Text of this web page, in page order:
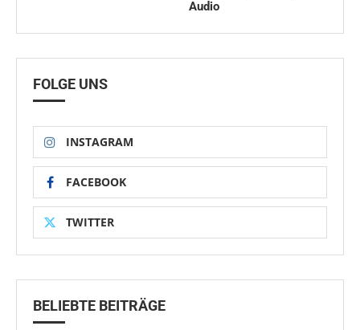
Audio
FOLGE UNS
INSTAGRAM
FACEBOOK
TWITTER
BELIEBTE BEITRÄGE